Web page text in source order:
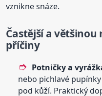
vznikne snáze.
Častější a většinou
příčiny
Potničky a
nebo pichlavé
pod kůží. Praktický